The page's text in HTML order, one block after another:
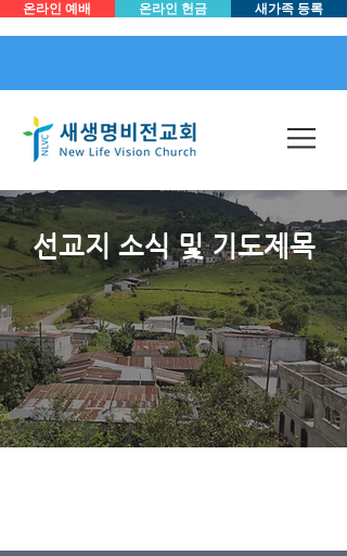
온라인 예배 온라인 헌금 새가족 등록
선교지 소식 및 기도제목